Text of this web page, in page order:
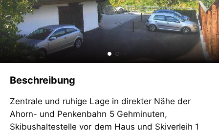
Beschreibung
Zentrale und ruhige Lage in direkter Nähe der
Ahorn- und Penkenbahn 5 Gehminuten,
Skibushaltestelle vor dem Haus und Skiverleih 1